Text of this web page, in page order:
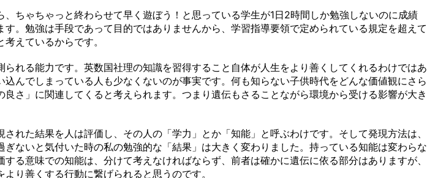
ちゃちゃっと終わらせて早く遊ぼう！と思っている学生が1日2時間しか勉強しないのに成績
。勉強は手段であって目的ではありませんから、学習指導要領で定められている規定を超えて
えているからです。
れる能力です。英数国社理の知識を習得すること自体が人生をより善くしてくれるわけではあ
んでしまっている人も少なくないのが事実です。何も知らない子供時代をどんな価値観にさら
さ」に関連してくると考えられます。つまり遺伝もさることながら環境から受ける影響が大き
れた結果を人は評価し、その人の「学力」とか「知能」と呼ぶわけです。そして発現方法は、
ないと気付いた時の私の勉強的な「結果」は大きく変わりました。持っている知能は変わらな
る意味での知能は、分けて考えなければならず、前者は確かに遺伝に依る部分はありますが、
り善くする行動に繋げられると思うのです。